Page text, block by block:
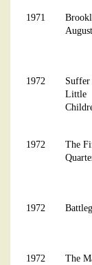
1971
August
1972
Suffer
Little
1972
The
1972
1972 The